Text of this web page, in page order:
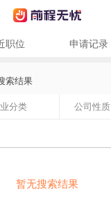
职位 申请记录
索结果
分类 公司性质
暂无搜索结果